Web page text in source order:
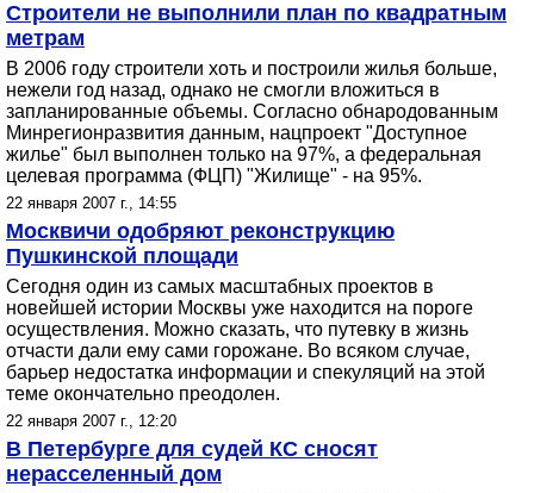
Строители не выполнили план по квадратным
метрам
В 2006 году строители хоть и построили жилья больше,
нежели год назад, однако не смогли вложиться в
запланированные объемы. Согласно обнародованным
Минрегионразвития данным, нацпроект "Доступное
жилье" был выполнен только на 97%, а федеральная
целевая программа (ФЦП) "Жилище" - на 95%.
22 января 2007 г., 14:55
Москвичи одобряют реконструкцию
Пушкинской площади
Сегодня один из самых масштабных проектов в
новейшей истории Москвы уже находится на пороге
осуществления. Можно сказать, что путевку в жизнь
отчасти дали ему сами горожане. Во всяком случае,
барьер недостатка информации и спекуляций на этой
теме окончательно преодолен.
22 января 2007 г., 12:20
В Петербурге для судей КС сносят
нерасселенный дом